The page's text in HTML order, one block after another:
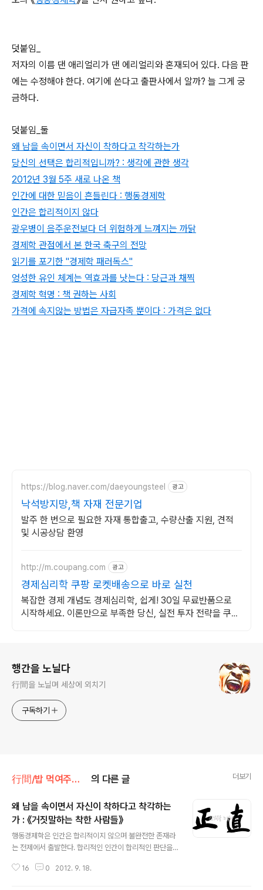
덧붙임_
저자의 이름 댄 애리얼리가 댄 에리얼리와 혼재되어 있다. 다음 판
에는 수정해야 한다. 여기에 쓴다고 출판사에서 알까? 늘 그게 궁
금하다.
덧붙임_둘
왜 남을 속이면서 자신이 착하다고 착각하는가
당신의 선택은 합리적입니까? : 생각에 관한 생각
2012년 3월 5주 새로 나온 책
인간에 대한 믿음이 흔들린다 : 행동경제학
인간은 합리적이지 않다
광우병이 음주운전보다 더 위험하게 느껴지는 까닭
경제학 관점에서 본 한국 축구의 전망
읽기를 포기한 "경제학 패러독스"
엉성한 유인 체계는 역효과를 낫는다 : 당근과 채찍
경제학 혁명 : 책 권하는 사회
가격에 속지않는 방법은 자급자족 뿐이다 : 가격은 없다
https://blog.naver.com/daeyoungsteel 광고
낙석방지망,책 자재 전문기업
발주 한 번으로 필요한 자재 통합출고, 수량산출 지원, 견적
및 시공상담 환영
http://m.coupang.com 광고
경제심리학 쿠팡 로켓배송으로 바로 실천
복잡한 경제 개념도 경제심리학, 쉽게! 30일 무료반품으로
시작하세요. 이론만으로 부족한 당신, 실전 투자 전략을 쿠팡
행간을 노닐다
行間을 노닐며 세상에 외치기
구독하기
行間/밥 먹여주는 경제경영 의 다른 글 더보기
왜 남을 속이면서 자신이 착하다고 착각하는
가 : 《거짓말하는 착한 사람들》
행동경제학은 인간은 합리적이지 않으며 불완전한 존재라
는 전제에서 출발한다. 합리적인 인간이 합리적인 판단을
경제학인 행동경제학은 출발부터 다르다. 기존 주류경제학
16 0 2012. 9. 18.